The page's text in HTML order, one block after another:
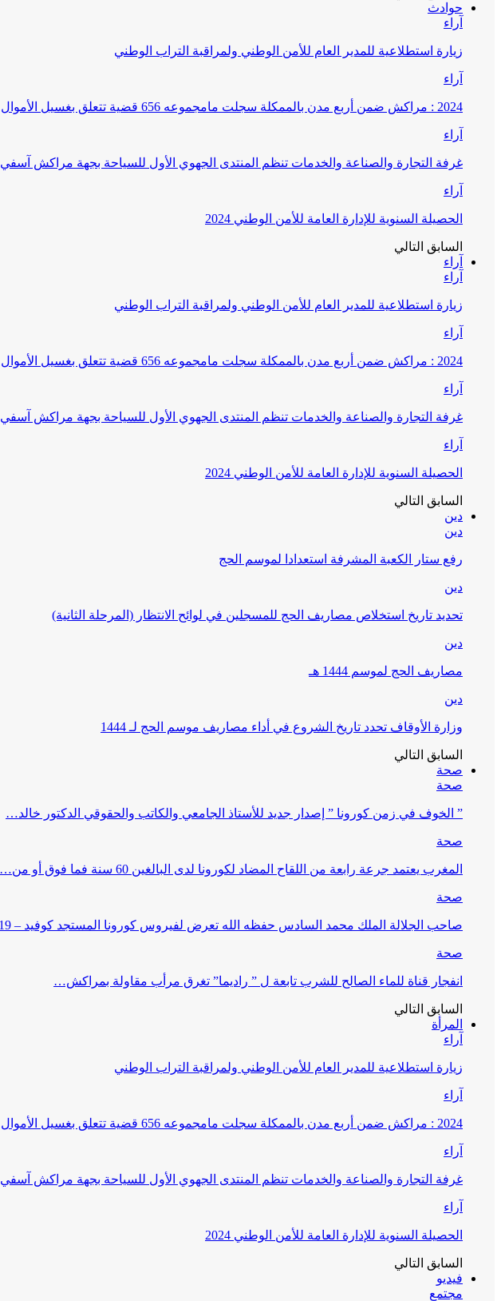
حوادث
آراء
زيارة استطلاعية للمدير العام للأمن الوطني ولمراقبة التراب الوطني
آراء
2024 : مراكش ضمن أربع مدن بالممكلة سجلت مامجموعه 656 قضية تتعلق بغسيل الأموال
آراء
غرفة التجارة والصناعة والخدمات تنظم المنتدى الجهوي الأول للسياحة بجهة مراكش آسفي
آراء
الحصيلة السنوية للإدارة العامة للأمن الوطني 2024
السابق التالي
آراء
آراء
زيارة استطلاعية للمدير العام للأمن الوطني ولمراقبة التراب الوطني
آراء
2024 : مراكش ضمن أربع مدن بالممكلة سجلت مامجموعه 656 قضية تتعلق بغسيل الأموال
آراء
غرفة التجارة والصناعة والخدمات تنظم المنتدى الجهوي الأول للسياحة بجهة مراكش آسفي
آراء
الحصيلة السنوية للإدارة العامة للأمن الوطني 2024
السابق التالي
دين
دين
رفع ستار الكعبة المشرفة استعدادا لموسم الحج
دين
تحديد تاريخ استخلاص مصاريف الحج للمسجلين في لوائح الانتظار (المرحلة الثانية)
دين
مصاريف الحج لموسم 1444 هـ
دين
وزارة الأوقاف تحدد تاريخ الشروع في أداء مصاريف موسم الحج لـ 1444
السابق التالي
صحة
صحة
” الخوف في زمن كورونا ” إصدار جديد للأستاذ الجامعي والكاتب والحقوقي الدكتور خالد…
صحة
المغرب يعتمد جرعة رابعة من اللقاح المضاد لكورونا لدى البالغين 60 سنة فما فوق أو من…
صحة
صاحب الجلالة الملك محمد السادس حفظه الله تعرض لفيروس كورونا المستجد كوفيد – 19 ، بدون…
صحة
انفجار قناة للماء الصالح للشرب تابعة ل ” راديما” تغرق مرأب مقاولة بمراكش…
السابق التالي
المرأة
آراء
زيارة استطلاعية للمدير العام للأمن الوطني ولمراقبة التراب الوطني
آراء
2024 : مراكش ضمن أربع مدن بالممكلة سجلت مامجموعه 656 قضية تتعلق بغسيل الأموال
آراء
غرفة التجارة والصناعة والخدمات تنظم المنتدى الجهوي الأول للسياحة بجهة مراكش آسفي
آراء
الحصيلة السنوية للإدارة العامة للأمن الوطني 2024
السابق التالي
فيديو
مجتمع